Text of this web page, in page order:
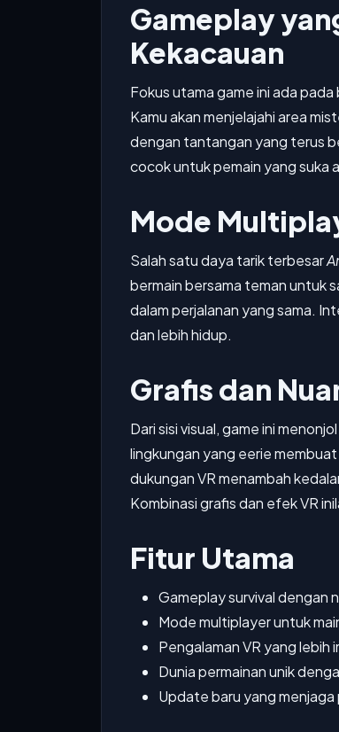
Gameplay
Kekacauan
Fokus utama game ini ada
Kamu akan menjelajahi area
dengan tantangan yang terus
cocok untuk pemain yang suka
Mode
Salah satu daya tarik terbesar
bermain bersama teman untuk
dalam perjalanan yang sama.
dan lebih hidup.
Grafis dan
Dari sisi visual, game ini
lingkungan yang eerie
dukungan VR menambah
Kombinasi grafis dan efek VR
Fitur Utama
Gameplay survival dengan
Mode multiplayer untuk
Pengalaman VR yang lebih
Dunia permainan unik
Update baru yang